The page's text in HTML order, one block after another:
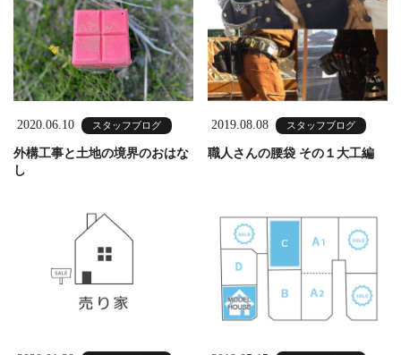
2020.06.10 スタッフブログ
外構工事と土地の境界のおはな
し
2019.08.08 スタッフブログ
職人さんの腰袋 その１大工編